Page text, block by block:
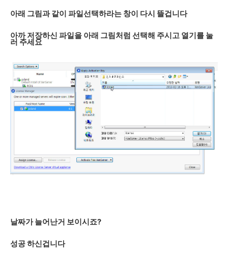
아래 그림과 같이 파일선택하라는 창이 다시 뜰겁니다
아까 저장하신 파일을 아래 그림처럼 선택해 주시고 열기를 눌
러 주세요
날짜가 늘어난거 보이시죠?
성공 하신겁니다